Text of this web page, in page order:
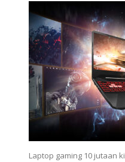
Laptop gaming 10 jutaan